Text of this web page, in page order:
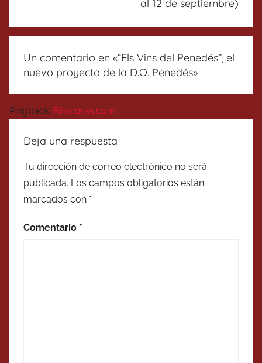
al 12 de septiembre)
Un comentario en «“Els Vins del Penedés”, el
nuevo proyecto de la D.O. Penedés»
Pingback: Bitacoras.com
Deja una respuesta
Tu dirección de correo electrónico no será
publicada. Los campos obligatorios están
marcados con *
Comentario *